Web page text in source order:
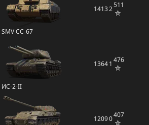
SMV CC-67
14132511
ИС-2-II
13641 476
12090407